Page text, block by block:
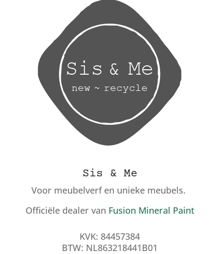
Sis & Me
Voor meubelverf en unieke meubels.
Officiële dealer van Fusion Mineral Paint
KVK: 84457384
BTW: NL863218441B01